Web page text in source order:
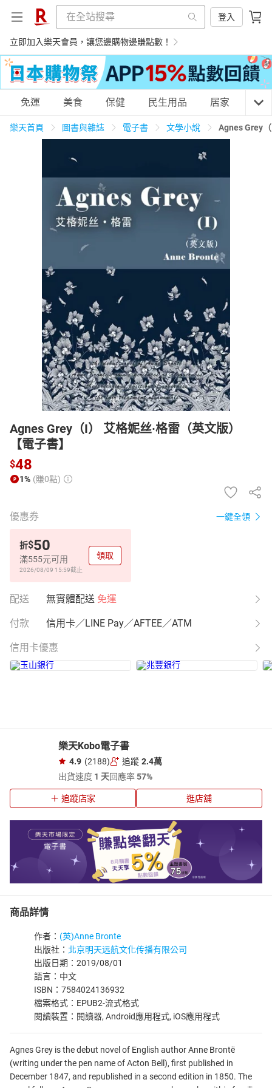
登入
立即加入樂天會員，讓您邊購物邊賺點數！
購物網分類
運動休閒
男裝 情趣用品
日本購物 電子/紙本書
HOT
免運 美食 保健 民生用品 居家 3C
樂天首頁 圖書與雜誌 電子書 文學小說 Agnes Grey
Agnes Grey（I） 艾格妮丝·格雷（英文版）
【電子書】
$48
1% (賺0點)
優惠券 一鍵全領
折$50
滿555元可用
2026/08/09 15:59截止
領取
配送 無實體配送 免運
付款 信用卡／LINE Pay／AFTEE／ATM
信用卡優惠
樂天Kobo電子書
4.9 (2188) 追蹤 2.4萬
出貨速度 1 天回應率57%
追蹤店家 逛店舖
商品詳情
作者： (英)Anne Bronte
出版社： 北京明天远航文化传播有限公司
出版日期：2019/08/01
語言：中文
ISBN：7584024136932
檔案格式：EPUB2-流式格式
閱讀裝置：閱讀器, Android應用程式, iOS應用程式
Agnes Grey is the debut novel of English author Anne Brontë
(writing under the pen name of Acton Bell), first published in
December 1847, and republished in a second edition in 1850. The